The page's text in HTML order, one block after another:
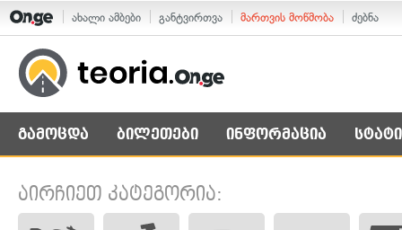
ახალი ამბები განტვირთვა მართვის მოწმობა ძებნა
გამოცდა ბილეთები ინფორმაცია
აირჩიეთ კატეგორია: